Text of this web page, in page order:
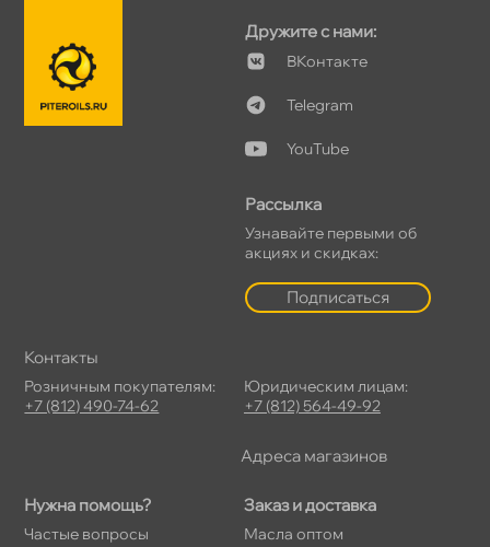
Нужна помощь?
Частые вопросы
Заказ и доставка
Масла оптом
Дружите с нами:
Контакте
Telegram
YouTube
Рассылка
Узнавайте первыми о
акциях и скидках:
Подписаться
Контакты
Розничным покупателям:
+7 (812) 490-74-62
Юридическим лицам:
+7 (812) 564-49-92
Адреса магазино